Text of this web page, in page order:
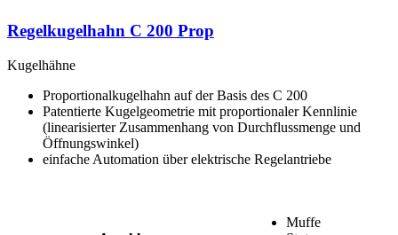
Regelkugelhahn C 200 Prop
Kugelhähne
Proportionalkugelhahn auf der Basis des C 200
Patentierte Kugelgeometrie mit proportionaler Kennlinie
(linearisierter Zusammenhang von Durchflussmenge und
Öffnungswinkel)
einfache Automation über elektrische Regelantriebe
Muffe